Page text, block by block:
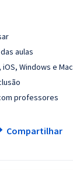
aulas
Windows e Mac
professores
Compartilhar